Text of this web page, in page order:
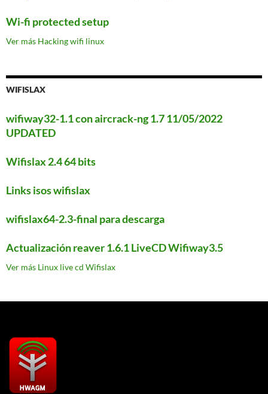
Wi-fi protected setup
Ver más Hacking wifi linux
WIFISLAX
wifiway32-1.1 con aircrack-ng 1.7 11/05/2022
UPDATED
Wifislax 2.4 64 bits
Links isos wifislax
wifislax64-2.3-final para descarga
Actualización reaver 1.6.1 LiveCD Wifiway3.5
Ver más Linux live cd Wifislax